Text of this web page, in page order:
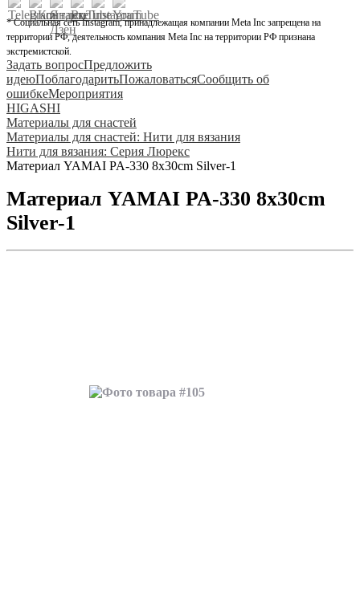
* Социальная сеть Instagram, принадлежащая компании Meta Inc запрещена на
территории РФ, деятельность компания Meta Inc на территории РФ признана
экстремистской.
Задать вопросПредложить
идеюПоблагодаритьПожаловатьсяСообщить об
ошибкеМероприятия
HIGASHI
Материалы для снастей
Материалы для снастей: Нити для вязания
Нити для вязания: Серия Люрекс
Материал YAMAI PA-330 8x30cm Silver-1
Материал YAMAI PA-330 8x30cm
Silver-1